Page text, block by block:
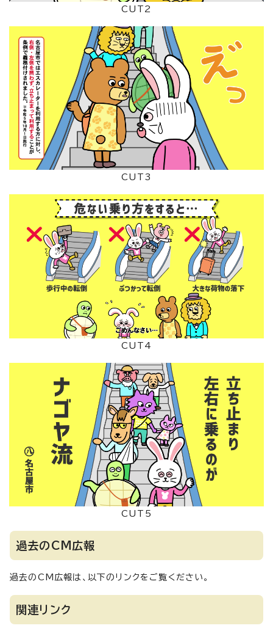
CUT2
CUT3
CUT4
CUT5
過去のCM広報
過去のCM広報は、以下のリンクをご覧ください。
関連リンク